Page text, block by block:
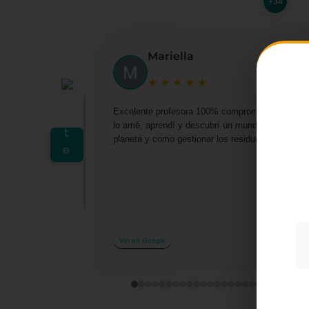
a
su
Mariella
★ ★ ★ ★ ★
Excelente profesora 100% comprometida por
lo amé, aprendí y descubrí un mundo lleno de
planeta y como gestionar los residuos desde
Ver en Google